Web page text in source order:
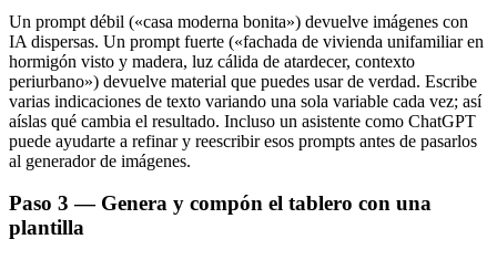
Un prompt débil («casa moderna bonita») devuelve imágenes con
IA dispersas. Un prompt fuerte («fachada de vivienda unifamiliar en
hormigón visto y madera, luz cálida de atardecer, contexto
periurbano») devuelve material que puedes usar de verdad. Escribe
varias indicaciones de texto variando una sola variable cada vez; así
aíslas qué cambia el resultado. Incluso un asistente como ChatGPT
puede ayudarte a refinar y reescribir esos prompts antes de pasarlos
al generador de imágenes.
Paso 3 — Genera y compón el tablero con una
plantilla